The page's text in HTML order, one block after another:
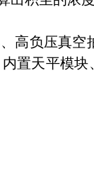
高负压真
置天平模块